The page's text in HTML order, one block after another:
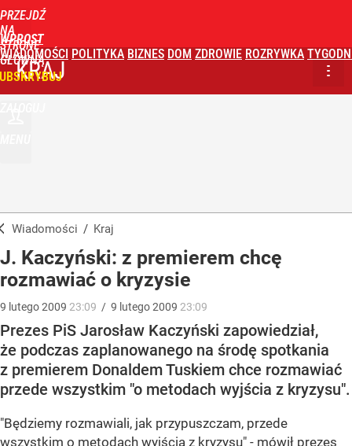
PRZEJDŹ
NA
STRONĘ
GŁÓWNĄ
WPROST
WIADOMOŚCI POLITYKA BIZNES DOM ZDROWIE ROZRYWKA
KRAJ
Wiadomości / Kraj
J. Kaczyński: z premierem chcę
rozmawiać o kryzysie
9 lutego2009 23:09 / 9 lutego2009 23:09
Prezes PiS Jarosław Kaczyński zapowiedział,
że podczas zaplanowanego na środę spotkania
z premierem Donaldem Tuskiem chce rozmawiać
przede wszystkim "o metodach wyjścia z kryzysu".
"Będziemy rozmawiali, jak przypuszczam, przede
wszystkim o metodach wyjścia z kryzysu" - mówił prezes